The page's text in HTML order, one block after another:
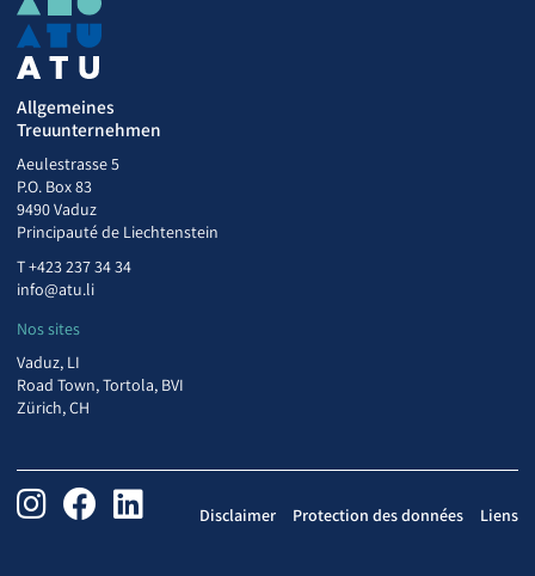
Allgemeines
Treuunternehmen
Aeulestrasse 5
P.O. Box 83
9490 Vaduz
Principauté de Liechtenstein
T+423 237 34 34
info@atu.li
Nos sites
Vaduz, LI
Road Town, Tortola, BVI
Zürich, CH
Disclaimer Protection des données Liens